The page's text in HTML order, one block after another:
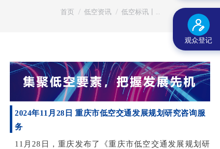
您在这里：
首页 低空资讯 低空标讯丨…
2024年11月28日 重庆市低空交通发展规划研究咨询服
务
11月28日，重庆发布了《重庆市低空交通发展规划研
观众登记